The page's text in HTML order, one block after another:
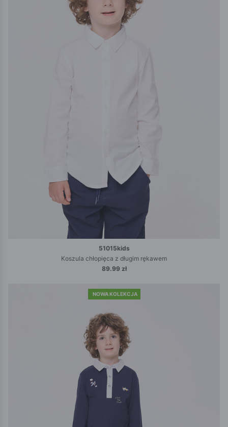
51015kids
Koszula chłopięca z długim rękawem
89.99 zł
NOWA KOLEKCJA